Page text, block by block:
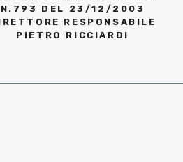
N.793 DEL 23/12/2003
RESPONSABILE
PIETRO RICCIARDI